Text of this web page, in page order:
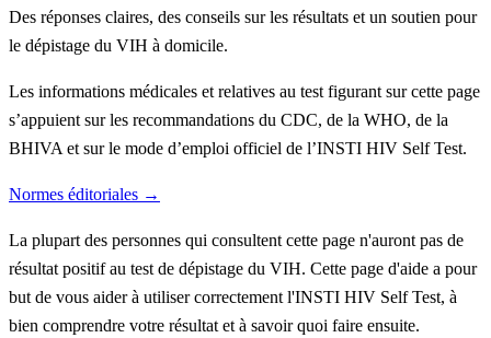
Des réponses claires, des conseils sur les résultats et un soutien pour
le dépistage du VIH à domicile.
Les informations médicales et relatives au test figurant sur cette page
s’appuient sur les recommandations du CDC, de la WHO, de la
BHIVA et sur le mode d’emploi officiel de l’INSTI HIV Self Test.
Normes éditoriales →
La plupart des personnes qui consultent cette page n'auront pas de
résultat positif au test de dépistage du VIH. Cette page d'aide a pour
but de vous aider à utiliser correctement l'INSTI HIV Self Test, à
bien comprendre votre résultat et à savoir quoi faire ensuite.